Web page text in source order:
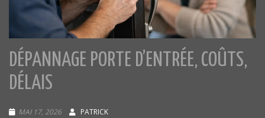
DÉPANNAGE PORTE D’ENTRÉE, COÛTS,
DÉLAIS
MAI 17, 2026 PATRICK